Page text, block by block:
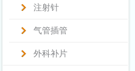
注射针
气管插管
外科补片